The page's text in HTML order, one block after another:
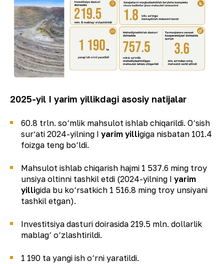
2025-yil I yarim yillikdagi asosiy natijalar
60.8 trln. so‘mlik mahsulot ishlab chiqarildi. O‘sish
surʼati 2024-yilning I yarim yilligiga nisbatan 101.4
foizga teng bo‘ldi.
Mahsulot ishlab chiqarish hajmi 1 537.6 ming troy
unsiya oltinni tashkil etdi (2024-yilning I yarim
yilligida bu ko‘rsatkich 1 516.8 ming troy unsiyani
tashkil etgan).
Investitsiya dasturi doirasida 219.5 mln. dollarlik
mablag‘ o‘zlashtirildi.
1 190 ta yangi ish o‘rni yaratildi.